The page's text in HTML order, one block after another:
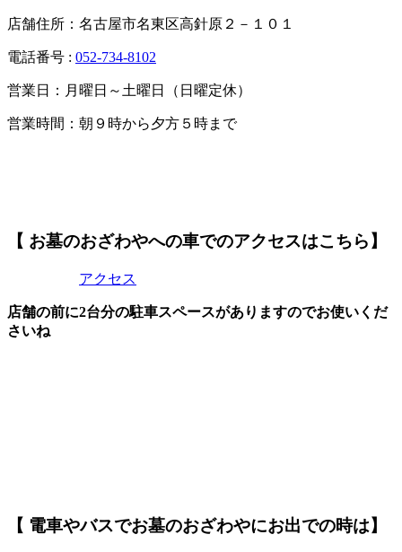
店舗住所：名古屋市名東区高針原２－１０１
電話番号 : 052-734-8102
営業日：月曜日～土曜日（日曜定休）
営業時間：朝９時から夕方５時まで
【 お墓のおざわやへの車でのアクセスはこちら】
アクセス
店舗の前に2台分の駐車スペースがありますのでお使いくだ
さいね
【 電車やバスでお墓のおざわやにお出での時は】